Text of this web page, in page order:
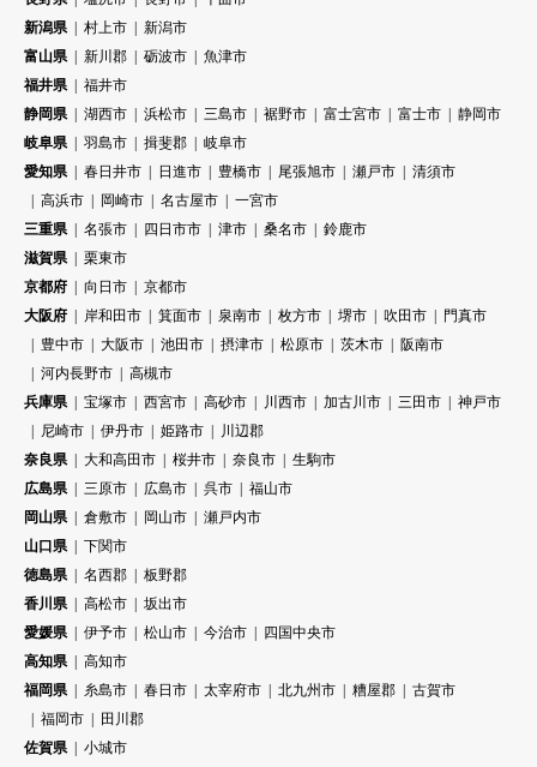
新潟県
村上市
新潟市
富山県
新川郡 砺波市
魚津市
福井県
福井市
静岡県
湖西市 浜松市 三島市 裾野市 富士宮市 富士市
静岡市
岐阜県
羽島市 揖斐郡
岐阜市
愛知県
春日井市 日進市 豊橋市 尾張旭市 瀬戸市
清須市
高浜市
岡崎市 名古屋市
一宮市
三重県
名張市 四日市市 津市 桑名市
鈴鹿市
滋賀県
栗東市
京都府
向日市
京都市
大阪府
岸和田市 箕面市 泉南市 枚方市 堺市 吹田市
門真市
豊中市
大阪市 池田市 摂津市 松原市 茨木市
阪南市
河内長野市
高槻市
兵庫県
宝塚市 西宮市 高砂市 川西市 加古川市 三田市
神戸市
尼崎市
伊丹市 姫路市
川辺郡
奈良県
大和高田市 桜井市 奈良市
生駒市
広島県
三原市 広島市 呉市
福山市
岡山県
倉敷市 岡山市
瀬戸内市
山口県
下関市
徳島県
名西郡
板野郡
香川県
高松市
坂出市
愛媛県
伊予市 松山市 今治市
四国中央市
高知県
高知市
福岡県
糸島市 春日市 太宰府市 北九州市 糟屋郡
古賀市
福岡市
田川郡
佐賀県
小城市